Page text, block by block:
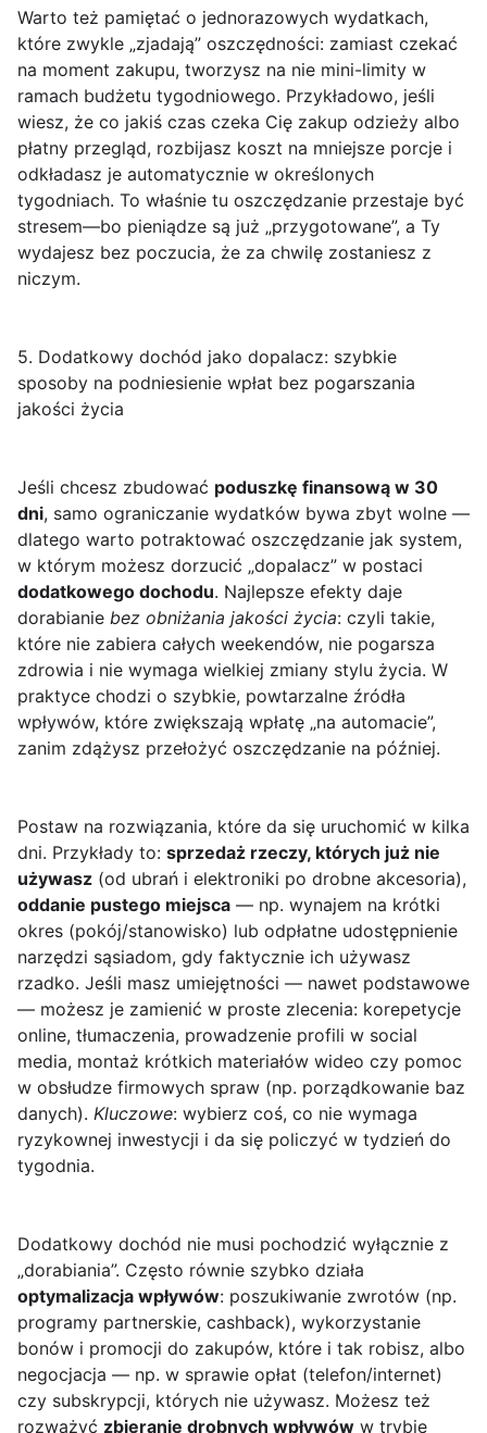
Warto też pamiętać o jednorazowych wydatkach,
które zwykle „zjadają” oszczędności: zamiast czekać
na moment zakupu, tworzysz na nie mini-limity w
ramach budżetu tygodniowego. Przykładowo, jeśli
wiesz, że co jakiś czas czeka Cię zakup odzieży albo
płatny przegląd, rozbijasz koszt na mniejsze porcje i
odkładasz je automatycznie w określonych
tygodniach. To właśnie tu oszczędzanie przestaje być
stresem—bo pieniądze są już „przygotowane”, a Ty
wydajesz bez poczucia, że za chwilę zostaniesz z
niczym.
5. Dodatkowy dochód jako dopalacz: szybkie
sposoby na podniesienie wpłat bez pogarszania
jakości życia
Jeśli chcesz zbudować poduszkę finansową w 30
dni, samo ograniczanie wydatków bywa zbyt wolne —
dlatego warto potraktować oszczędzanie jak system,
w którym możesz dorzucić „dopalacz” w postaci
dodatkowego dochodu. Najlepsze efekty daje
dorabianie bez obniżania jakości życia: czyli takie,
które nie zabiera całych weekendów, nie pogarsza
zdrowia i nie wymaga wielkiej zmiany stylu życia. W
praktyce chodzi o szybkie, powtarzalne źródła
wpływów, które zwiększają wpłatę „na automacie”,
zanim zdążysz przełożyć oszczędzanie na później.
Postaw na rozwiązania, które da się uruchomić w kilka
dni. Przykłady to: sprzedaż rzeczy, których już nie
używasz (od ubrań i elektroniki po drobne akcesoria),
oddanie pustego miejsca — np. wynajem na krótki
okres (pokój/stanowisko) lub odpłatne udostępnienie
narzędzi sąsiadom, gdy faktycznie ich używasz
rzadko. Jeśli masz umiejętności — nawet podstawowe
— możesz je zamienić w proste zlecenia: korepetycje
online, tłumaczenia, prowadzenie profili w social
media, montaż krótkich materiałów wideo czy pomoc
w obsłudze firmowych spraw (np. porządkowanie baz
danych). Kluczowe: wybierz coś, co nie wymaga
ryzykownej inwestycji i da się policzyć w tydzień do
tygodnia.
Dodatkowy dochód nie musi pochodzić wyłącznie z
„dorabiania”. Często równie szybko działa
optymalizacja wpływów: poszukiwanie zwrotów (np.
programy partnerskie, cashback), wykorzystanie
bonów i promocji do zakupów, które i tak robisz, albo
negocjacja — np. w sprawie opłat (telefon/internet)
czy subskrypcji, których nie używasz. Możesz też
rozważyć zbieranie drobnych wpływów w trybie